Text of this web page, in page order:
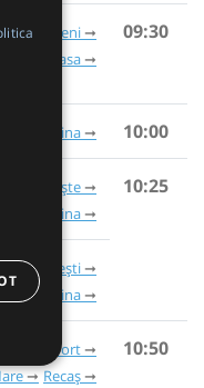
Otopeni
Băneasa
09:30
Slatina 10:00
Târgoviște
Slatina
10:25
Colonești
Slatina
Aeroport
Recaș
10:50